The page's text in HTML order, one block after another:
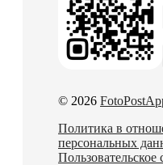
© 2026
Политика в
персональных
Пользовательское